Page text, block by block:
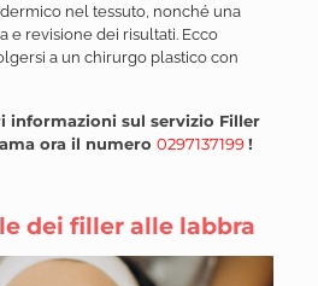
nel tessuto, nonché una
e revisione dei risultati. Ecco
a un chirurgo plastico con
informazioni sul servizio Filler
ora il numero0297137199!
dei filler alle labbra